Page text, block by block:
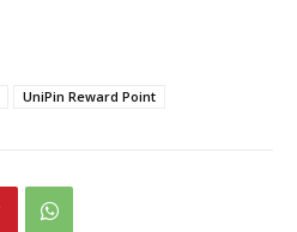
UniPin Reward Point